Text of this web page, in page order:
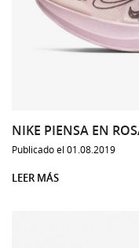
NIKE PIENSA EN
Publicado el 01.08.2019
LEER MÁS